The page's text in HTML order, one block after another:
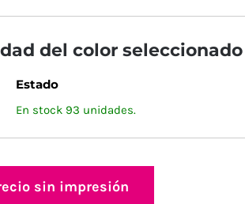
del color seleccionado
Estado
En stock 93 unidades.
sin impresión